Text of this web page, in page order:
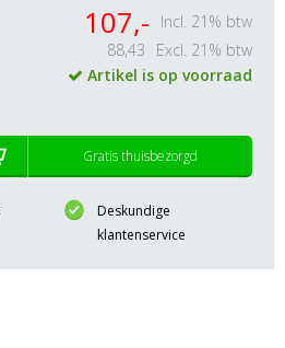
107,-
Incl. 21% btw
88,43
Excl. 21% btw
Artikel is op voorraad
Gratis thuisbezorgd
Deskundige
klantenservice